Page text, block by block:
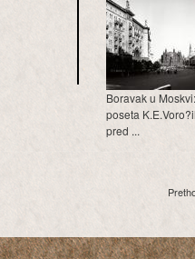
Boravak u
poseta
pred ...